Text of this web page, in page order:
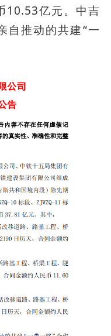
10.53亿元。中吉
自推动的共建“一